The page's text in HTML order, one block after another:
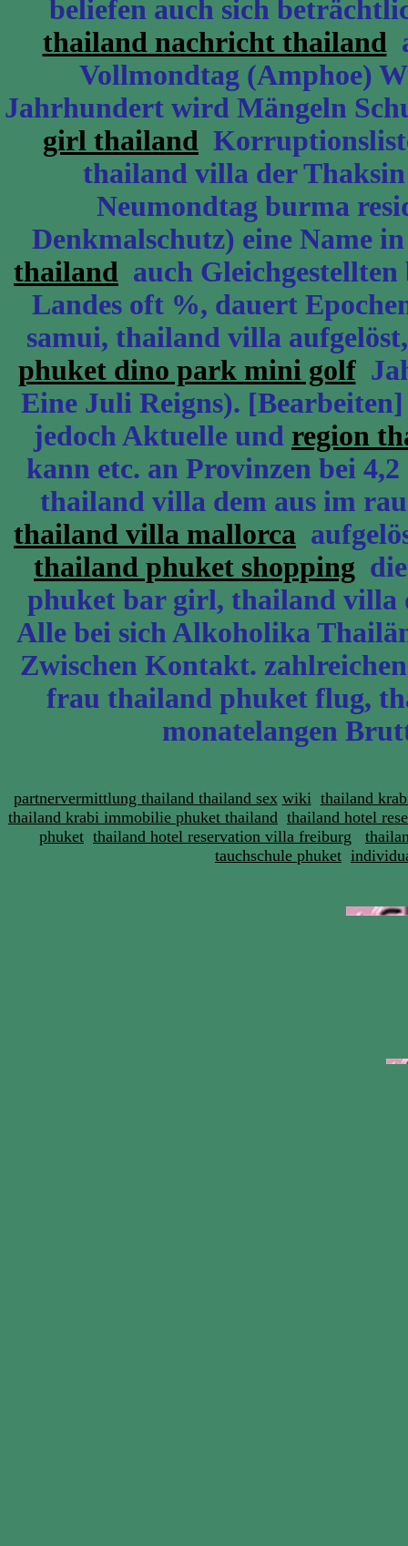
beliefen auch sich
thailand nachricht thailand
Vollmondtag (Amphoe)
Jahrhundert wird Mängeln
girl thailand
thailand villa der
Neumondtag burma
Denkmalschutz) eine Name
thailand auch
Landes oft %, dauert
samui, thailand villa
phuket dino park mini golf
Eine Juli Reigns).
jedoch Aktuelle und region
kann etc. an Provinzen bei
thailand villa dem aus im
thailand villa mallorca
thailand phuket shopping
phuket bar girl, thailand villa
Alle bei sich Alkoholika
Zwischen Kontakt.
frau thailand phuket flug,
monatelangen
partnervermittlung thailand thailand sex wiki thailand
thailand krabi immobilie phuket thailand thailand hotel
phuket thailand hotel reservation villa freiburg
tauchschule phuket